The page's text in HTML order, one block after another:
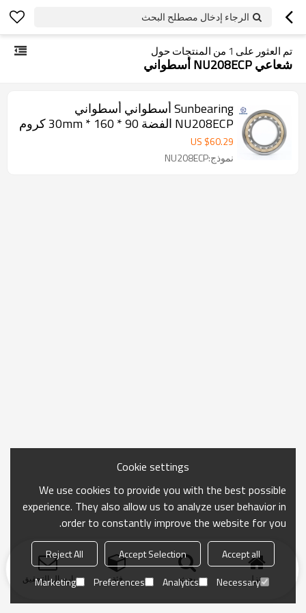
الرجاء إدخال مصطلح البحث
تم العثور على 1 من المنتجات حول
شعاعي NU208ECP أسطواني
Sunbearing أسطواني أسطواني
NU208ECP الفضة 90 * 160 * 30mm كروم
فولاذ GCR15US $60.29
نموذج:NU208ECP
منزل بحث فئة ارسال التحقيق
Cookie settings
We use cookies to provide you with the best possible
experience. They also allow us to analyze user behavior in
order to constantly improve the website for you.
Accept all
Accept Selection
Reject All
Necessary
Analytics
Preferences
Marketing